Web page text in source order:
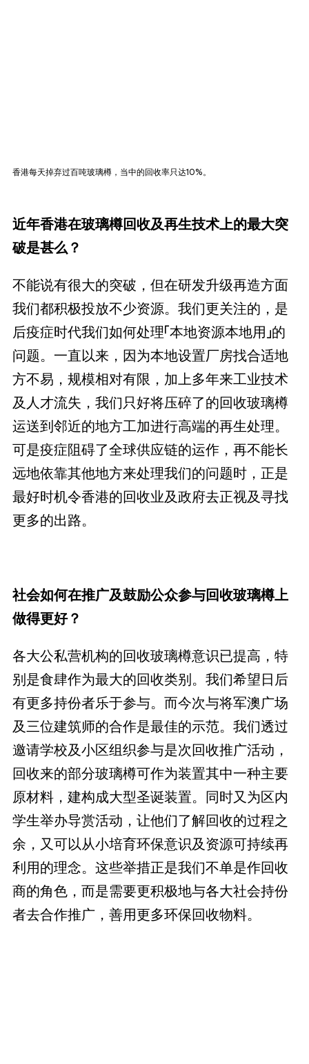
香港每天掉弃过百吨玻璃樽，当中的回收率只达10%。
近年香港在玻璃樽回收及再生技术上的最大突
破是甚么？
不能说有很大的突破，但在研发升级再造方面
我们都积极投放不少资源。我们更关注的，是
后疫症时代我们如何处理「本地资源本地用」的
问题。一直以来，因为本地设置厂房找合适地
方不易，规模相对有限，加上多年来工业技术
及人才流失，我们只好将压碎了的回收玻璃樽
运送到邻近的地方工加进行高端的再生处理。
可是疫症阻碍了全球供应链的运作，再不能长
远地依靠其他地方来处理我们的问题时，正是
最好时机令香港的回收业及政府去正视及寻找
更多的出路。
社会如何在推广及鼓励公众参与回收玻璃樽上
做得更好？
各大公私营机构的回收玻璃樽意识已提高，特
别是食肆作为最大的回收类别。我们希望日后
有更多持份者乐于参与。而今次与将军澳广场
及三位建筑师的合作是最佳的示范。我们透过
邀请学校及小区组织参与是次回收推广活动，
回收来的部分玻璃樽可作为装置其中一种主要
原材料，建构成大型圣诞装置。同时又为区内
学生举办导赏活动，让他们了解回收的过程之
余，又可以从小培育环保意识及资源可持续再
利用的理念。这些举措正是我们不单是作回收
商的角色，而是需要更积极地与各大社会持份
者去合作推广，善用更多环保回收物料。